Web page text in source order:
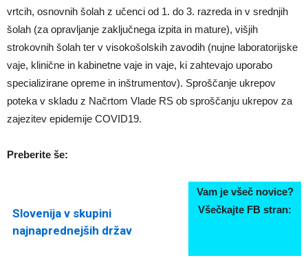
vrtcih, osnovnih šolah z učenci od 1. do 3. razreda in v srednjih
šolah (za opravljanje zaključnega izpita in mature), višjih
strokovnih šolah ter v visokošolskih zavodih (nujne laboratorijske
vaje, klinične in kabinetne vaje in vaje, ki zahtevajo uporabo
specializirane opreme in inštrumentov). Sproščanje ukrepov
poteka v skladu z Načrtom Vlade RS ob sproščanju ukrepov za
zajezitev epidemije COVID19.
Preberite še:
Slovenija v skupini
najnaprednejših držav
Vam je všeč novice?
Všečkajte FB stran: